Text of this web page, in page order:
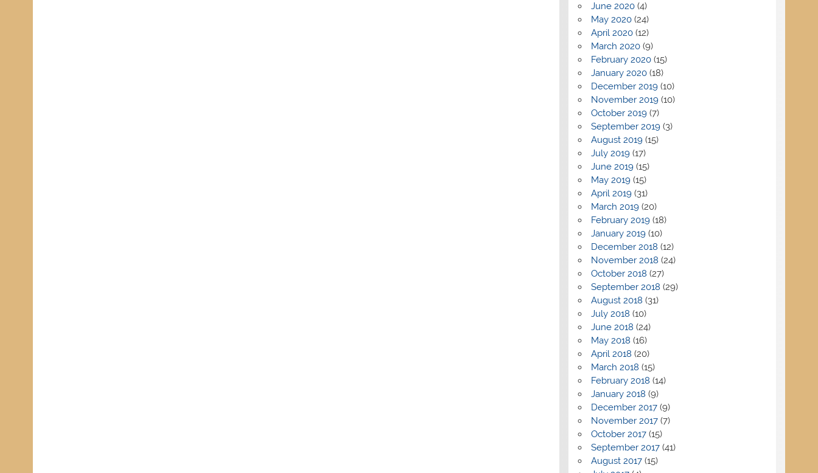
June 2020(4)
May 2020(24)
April 2020(12)
March 2020(9)
February 2020(15)
January 2020(18)
December 2019(10)
November 2019(10)
October 2019(7)
September 2019(3)
August 2019(15)
July 2019(17)
June 2019(15)
May 2019(15)
April 2019(31)
March 2019(20)
February 2019(18)
January 2019(10)
December 2018 (12)
November 2018 (24)
October 2018 (27)
September 2018 (29)
August 2018 (31)
July 2018 (10)
June 2018 (24)
May 2018 (16)
April 2018 (20)
March 2018 (15)
February 2018 (14)
January 2018 (9)
December 2017(9)
November 2017(7)
October 2017(15)
September 2017(41)
August 2017(15)